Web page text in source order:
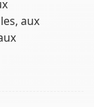
aux